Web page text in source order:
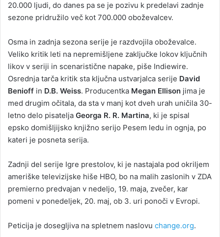
20.000 ljudi, do danes pa se je pozivu k predelavi zadnje
sezone pridružilo več kot 700.000 oboževalcev.
Osma in zadnja sezona serije je razdvojila oboževalce.
Veliko kritik leti na nepremišljene zaključke lokov ključnih
likov v seriji in scenaristične napake, piše Indiewire.
Osrednja tarča kritik sta ključna ustvarjalca serije David
Benioff in D.B. Weiss. Producentka Megan Ellison jima je
med drugim očitala, da sta v manj kot dveh urah uničila 30-
letno delo pisatelja Georga R. R. Martina, ki je spisal
epsko domišljijsko knjižno serijo Pesem ledu in ognja, po
kateri je posneta serija.
Zadnji del serije Igre prestolov, ki je nastajala pod okriljem
ameriške televizijske hiše HBO, bo na malih zaslonih v ZDA
premierno predvajan v nedeljo, 19. maja, zvečer, kar
pomeni v ponedeljek, 20. maj, ob 3. uri ponoči v Evropi.
Peticija je dosegljiva na spletnem naslovu change.org.